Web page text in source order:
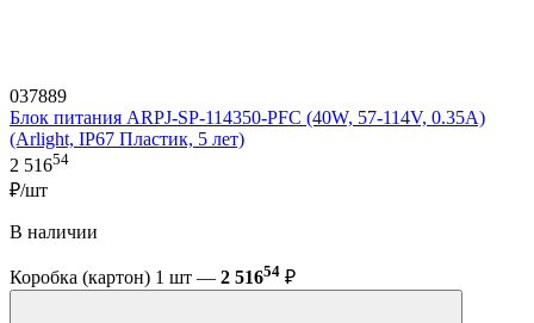
037889
Блок питания ARPJ-SP-114350-PFC (40W, 57-114V, 0.35A)
(Arlight, IP67 Пластик, 5 лет)
2 51654
₽/шт
В наличии
Коробка (картон) 1 шт — 2 51654 ₽